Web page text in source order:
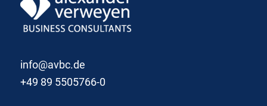
info@avbc.de
+49 89 5505766-0